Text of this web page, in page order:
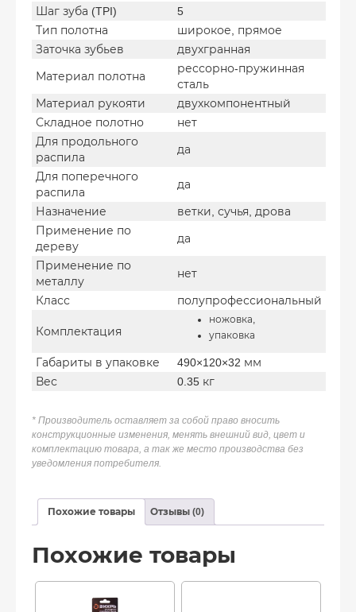
Шаг зуба (TPI)
5
Тип полотна
широкое, прямое
Заточка зубьев
двухгранная
Материал полотна
рессорно-пружинная
сталь
Материал рукояти
двухкомпонентный
Складное полотно
нет
Для продольного
распила
да
Для поперечного
распила
да
Назначение
ветки, сучья, дрова
Применение по
дереву
да
Применение по
металлу
нет
Класс полупрофессиональный
Комплектация
ножовка,
упаковка
Габариты в упаковке
490×120×32 мм
Вес
0.35 кг
* Производитель оставляет за собой право вносить
конструкционные изменения, менять внешний вид, цвет и
комплектацию товара, а так же место производства без
уведомления потребителя.
Похожие товары Отзывы (0)
Похожие товары